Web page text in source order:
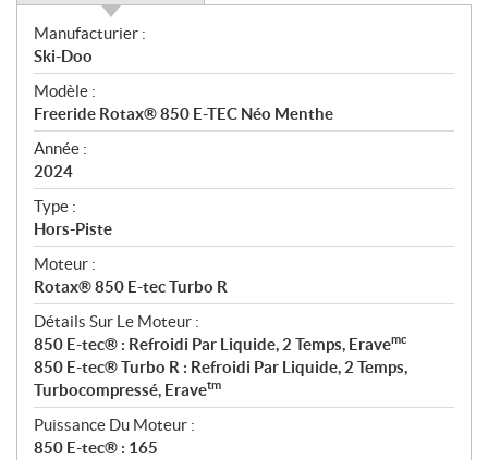
S
p
é
c
i
f
i
c
a
t
i
o
n
s
Manufacturier :
Ski-Doo
Modèle :
Freeride Rotax® 850 E-TEC Néo Menthe
Année :
2024
Type :
Hors-Piste
Moteur :
Rotax® 850 E-tec Turbo R
Détails Sur Le Moteur :
850 E-tec® : Refroidi Par Liquide, 2 Temps, Eravemc
850 E-tec® Turbo R : Refroidi Par Liquide, 2 Temps,
Turbocompressé, Eravetm
Puissance Du Moteur :
850 E-tec® : 165